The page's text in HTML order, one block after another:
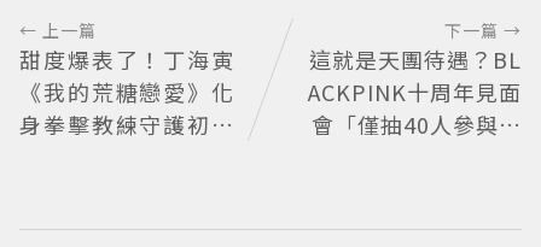
← 上一篇
甜度爆表了！丁海寅
《我的荒糖戀愛》化
身拳擊教練守護初戀
下一篇 →
這就是天團待遇？BL
ACKPINK十周年見面
會「僅抽40人參與」